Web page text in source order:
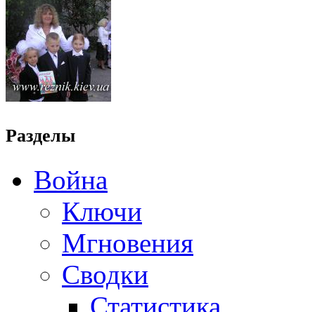
Разделы
Война
Ключи
Мгновения
Сводки
Статистика